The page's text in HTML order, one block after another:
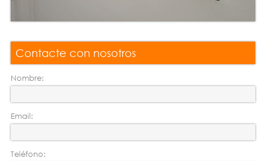
Contacte con nosotros
Nombre:
Email:
Teléfono: